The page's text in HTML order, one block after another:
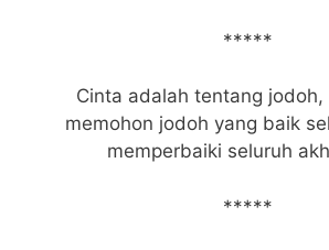
*****
Cinta adalah tentang jodoh,
memohon jodoh yang baik
memperbaiki seluruh
*****